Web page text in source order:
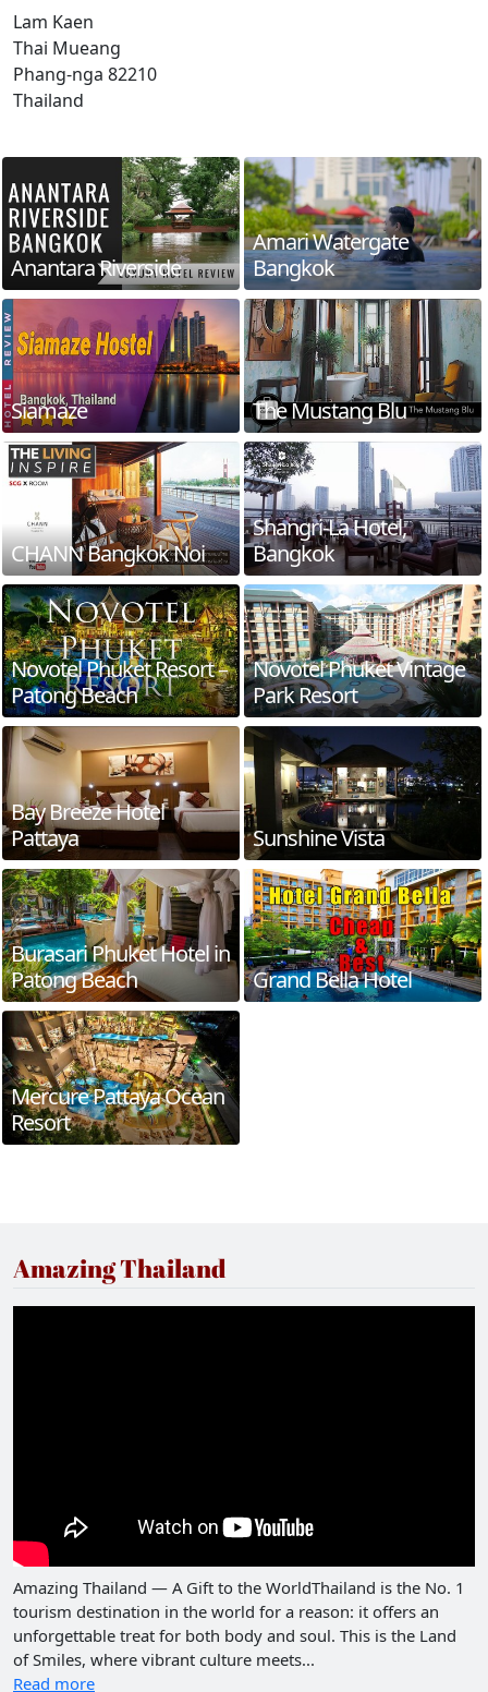
Lam Kaen
Thai Mueang
Phang-nga 82210
Thailand
Anantara Riverside
Amari Watergate
Bangkok
Siamaze The Mustang Blu
CHANN Bangkok Noi
Shangri-La Hotel,
Bangkok
Novotel Phuket Resort –
Patong Beach
Novotel Phuket Vintage
Park Resort
Bay Breeze Hotel
Pattaya
Sunshine Vista
Burasari Phuket Hotel in
Patong Beach
Grand Bella Hotel
Mercure Pattaya Ocean
Resort
Amazing Thailand
Amazing Thailand — A Gift to the WorldThailand is the No. 1
tourism destination in the world for a reason: it offers an
unforgettable treat for both body and soul. This is the Land
of Smiles, where vibrant culture meets...
Read more